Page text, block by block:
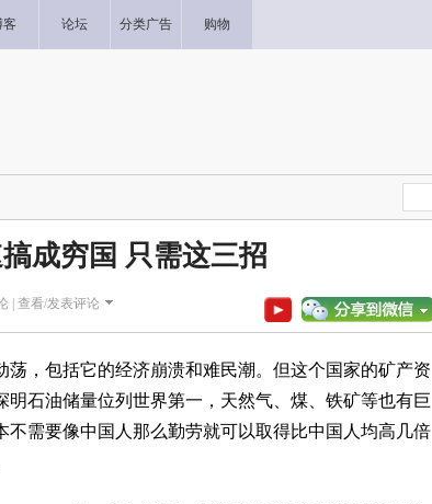
客 论坛 分类广告 购物
成穷国 只需这三招
| 查看/发表评论
，包括它的经济崩溃和难民潮。但这个国家的矿产资
石油储量位列世界第一，天然气、煤、铁矿等也有巨
需要像中国人那么勤劳就可以取得比中国人均高几倍